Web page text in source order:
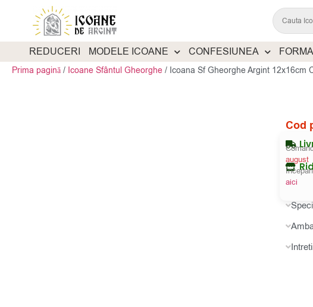
REDUCERI MODELE ICOANE CONFESIUNEA FORMA
Prima pagină / Icoane Sfântul Gheorghe / Icoana Sf Gheorghe Argint 12x16cm
Cod
august
aici